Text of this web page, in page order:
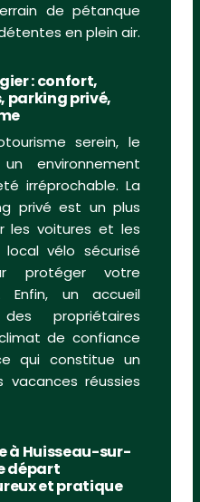
de pétanque
en plein air.
: confort,
parking privé,
serein, le
environnement
irréprochable. La
privé est un plus
les voitures et les
local vélo sécurisé
protéger votre
Enfin, un accueil
propriétaires
de confiance
qui constitue un
réussies
à Huisseau-sur-
départ
et pratique